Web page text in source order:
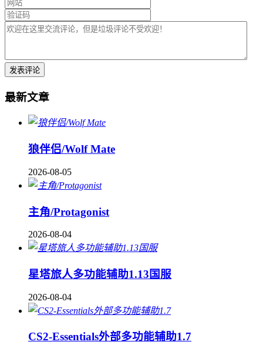
最新文章
狼伴侣/Wolf Mate
2026-08-05
主角/Protagonist
2026-08-04
星塔旅人多功能辅助1.13国服
2026-08-04
CS2-Essentials外部多功能辅助1.7